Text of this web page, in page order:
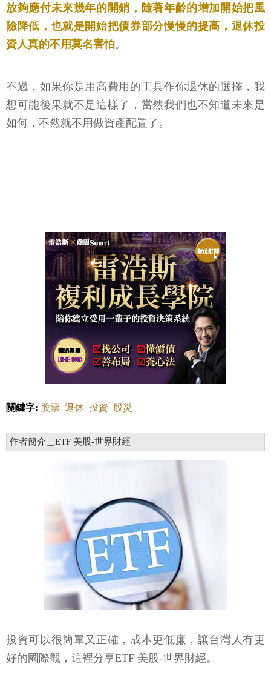
放夠應付未來幾年的開銷，隨著年齡的增加開始把風
險降低，也就是開始把債券部分慢慢的提高，退休投
資人真的不用莫名害怕。
不過，如果你是用高費用的工具作你退休的選擇，我
想可能後果就不是這樣了，當然我們也不知道未來是
如何，不然就不用做資產配置了。
關鍵字: 股票 退休 投資 股災
作者簡介＿ETF 美股-世界財經
投資可以很簡單又正確，成本更低廉，讓台灣人有更
好的國際觀，這裡分享ETF 美股-世界財經。